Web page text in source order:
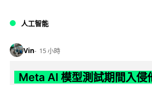
人工智能
Vin 15 小時
Meta AI 模型測試期間入侵